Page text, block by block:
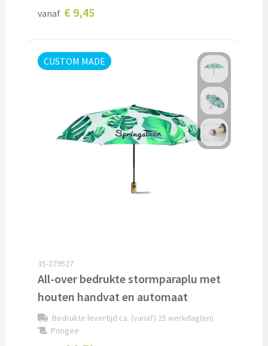
Chips & Nootjes bedrukken
Schrijfwaren & Kantoorartikelen
Luxe pennen bedrukken
Alle schrijfwaren & pennen
Overige schrijfwaren
vanaf € 9,45
CUSTOM MADE
35-279527
All-over bedrukte stormparaplu met
houten handvat en automaat
Bedrukte levertijd ca. (vanaf) 25 werkdag(en)
Pongee